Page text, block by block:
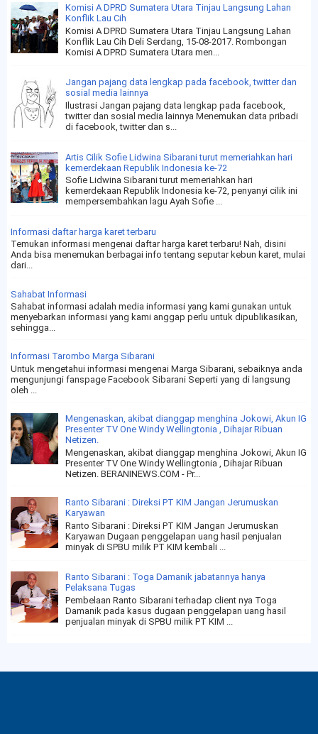
Komisi A DPRD Sumatera Utara Tinjau Langsung Lahan
Konflik Lau Cih
Komisi A DPRD Sumatera Utara Tinjau Langsung Lahan
Konflik Lau Cih Deli Serdang, 15-08-2017. Rombongan
Komisi A DPRD Sumatera Utara men...
Jangan pajang data lengkap pada facebook, twitter dan
sosial media lainnya
Ilustrasi Jangan pajang data lengkap pada facebook,
twitter dan sosial media lainnya Menemukan data pribadi
di facebook, twitter dan s...
Artis Cilik Sofie Lidwina Sibarani turut memeriahkan hari
kemerdekaan Republik Indonesia ke-72
Sofie Lidwina Sibarani turut memeriahkan hari
kemerdekaan Republik Indonesia ke-72, penyanyi cilik ini
mempersembahkan lagu Ayah Sofie ...
Informasi daftar harga karet terbaru
Temukan informasi mengenai daftar harga karet terbaru! Nah, disini
Anda bisa menemukan berbagai info tentang seputar kebun karet, mulai
dari...
Sahabat Informasi
Sahabat informasi adalah media informasi yang kami gunakan untuk
menyebarkan informasi yang kami anggap perlu untuk dipublikasikan,
sehingga...
Informasi Tarombo Marga Sibarani
Untuk mengetahui informasi mengenai Marga Sibarani, sebaiknya anda
mengunjungi fanspage Facebook Sibarani Seperti yang di langsung
oleh ...
Mengenaskan, akibat dianggap menghina Jokowi, Akun IG
Presenter TV One Windy Wellingtonia , Dihajar Ribuan
Netizen.
Mengenaskan, akibat dianggap menghina Jokowi, Akun IG
Presenter TV One Windy Wellingtonia , Dihajar Ribuan
Netizen. BERANINEWS.COM - Pr...
Ranto Sibarani : Direksi PT KIM Jangan Jerumuskan
Karyawan
Ranto Sibarani : Direksi PT KIM Jangan Jerumuskan
Karyawan Dugaan penggelapan uang hasil penjualan
minyak di SPBU milik PT KIM kembali ...
Ranto Sibarani : Toga Damanik jabatannya hanya
Pelaksana Tugas
Pembelaan Ranto Sibarani terhadap client nya Toga
Damanik pada kasus dugaan penggelapan uang hasil
penjualan minyak di SPBU milik PT KIM ...